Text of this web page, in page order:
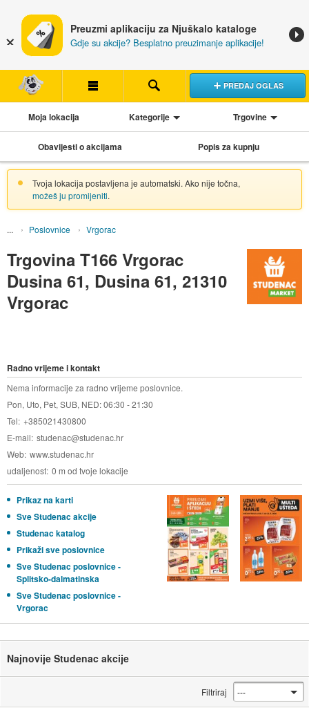
Preuzmi aplikaciju za Njuškalo kataloge
Gdje su akcije? Besplatno preuzimanje aplikacije!
PREDAJ OGLAS
Moja lokacija Kategorije Trgovine
Obavijesti o akcijama Popis za kupnju
Tvoja lokacija postavljena je automatski. Ako nije točna,
možeš ju promijeniti.
Poslovnice Vrgorac
Trgovina T166 Vrgorac
Dusina 61, Dusina 61, 21310
Vrgorac
Radno vrijeme i kontakt
Nema informacije za radno vrijeme poslovnice.
Pon, Uto, Pet, SUB, NED: 06:30 - 21:30
Tel +385021430800
E-mail studenac@studenac.hr
Web www.studenac.hr
udaljenost 0 m od tvoje lokacije
Prikaz na karti
Sve Studenac akcije
Studenac katalog
Prikaži sve poslovnice
Sve Studenac poslovnice -
Splitsko-dalmatinska
Sve Studenac poslovnice -
Vrgorac
Najnovije Studenac akcije
Filtriraj